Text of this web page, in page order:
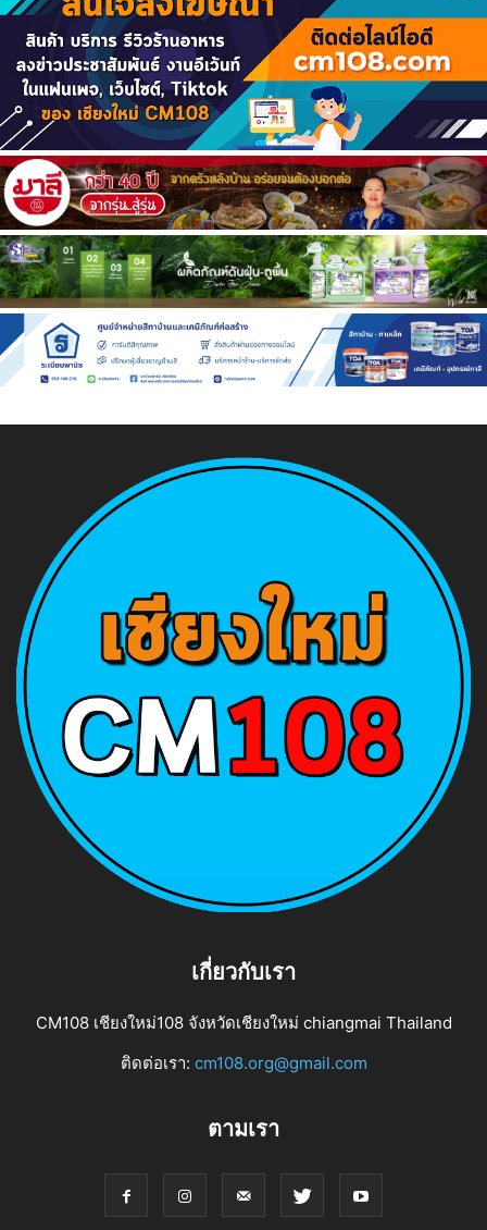
เกี่ยวกับเรา
CM108 เชียงใหม่108 จังหวัดเชียงใหม่ chiangmai Thailand
ติดต่อเรา: cm108.org@gmail.com
ตามเรา